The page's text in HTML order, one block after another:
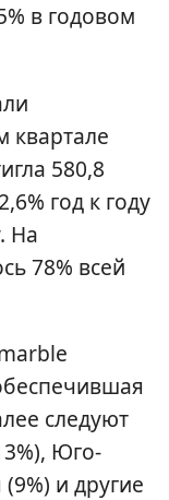
в годовом
квартале
580,8
год к году
На
78% всей
следуют
Юго-
и другие